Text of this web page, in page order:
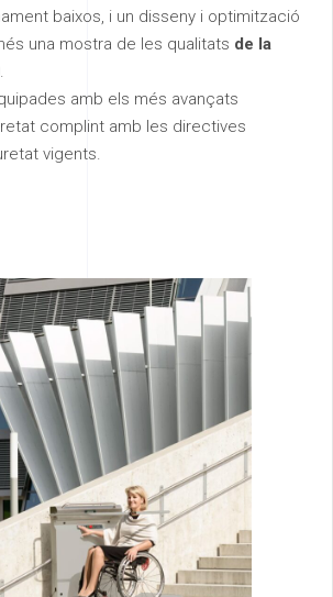
baixos, i un disseny i optimització
una mostra de les qualitats de la
amb els més avançats
complint amb les directives
vigents.